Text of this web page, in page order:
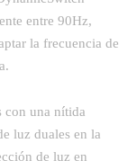
entre 90Hz,
la frecuencia de
con una nítida
luz duales en la
de luz en